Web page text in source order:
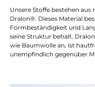
Unsere Stoffe bestehen
Dralon®. Dieses Material
Formbeständigkeit und
seine Struktur behält.
wie Baumwolle an, ist
unempfindlich gegenüber